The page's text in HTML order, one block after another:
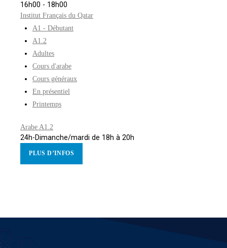
16h00 - 18h00
Institut Français du Qatar
A1 - Débutant
A1.2
Adultes
Cours d'arabe
Cours généraux
En présentiel
Printemps
Arabe A1.2
24h-Dimanche/mardi de 18h à 20h
PLUS D’INFOS